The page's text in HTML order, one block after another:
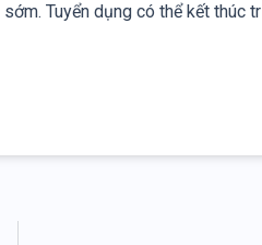
Tuyển dụng có thể kết thúc